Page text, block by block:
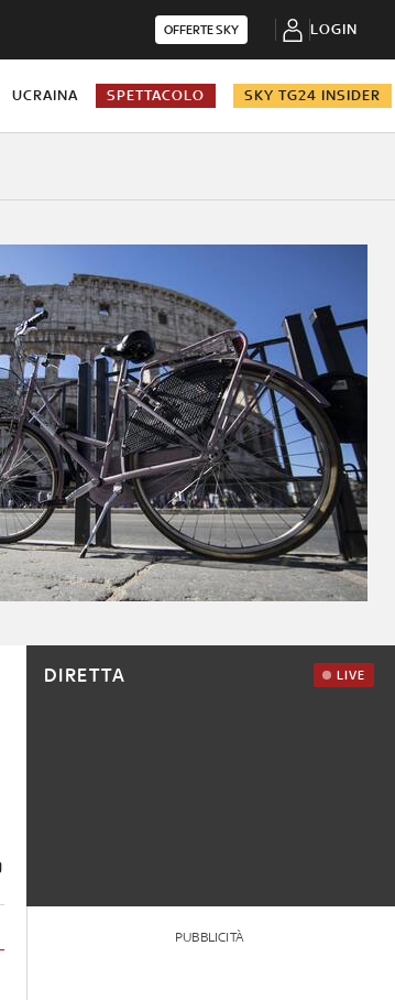
OFFERTE SKY LOGIN
UCRAINA SPETTACOLO SKY TG24 INSIDER
DIRETTA LIVE
PUBBLICITÀ